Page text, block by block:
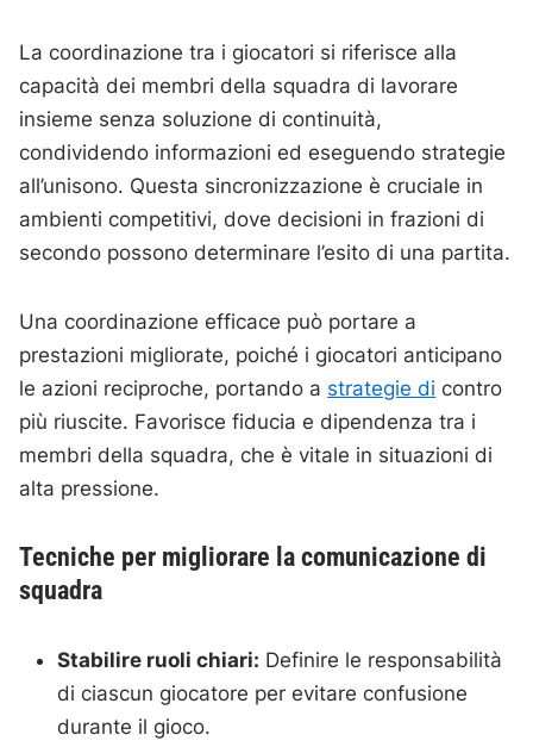
La coordinazione tra i giocatori si riferisce alla
capacità dei membri della squadra di lavorare
insieme senza soluzione di continuità,
condividendo informazioni ed eseguendo strategie
all’unisono. Questa sincronizzazione è cruciale in
ambienti competitivi, dove decisioni in frazioni di
secondo possono determinare l’esito di una partita.
Una coordinazione efficace può portare a
prestazioni migliorate, poiché i giocatori anticipano
le azioni reciproche, portando a strategie di contro
più riuscite. Favorisce fiducia e dipendenza tra i
membri della squadra, che è vitale in situazioni di
alta pressione.
Tecniche per migliorare la comunicazione di
squadra
Stabilire ruoli chiari: Definire le responsabilità
di ciascun giocatore per evitare confusione
durante il gioco.